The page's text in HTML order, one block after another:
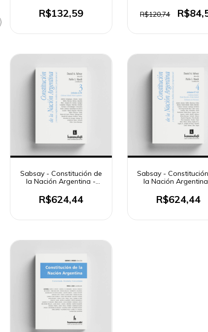
R$132,59 R$120,74
Sabsay - Constitución de
la Nación Argentina -
R$624,44
Sabsay -
la Nación
R$624,44